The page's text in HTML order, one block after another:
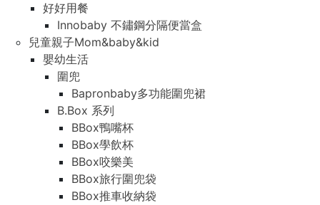
好好用餐
Innobaby 不鏽鋼分隔便當盒
兒童親子Mom&baby&kid
嬰幼生活
圍兜
Bapronbaby多功能圍兜裙
B.Box 系列
BBox鴨嘴杯
BBox學飲杯
BBox咬樂美
BBox旅行圍兜袋
BBox推車收納袋